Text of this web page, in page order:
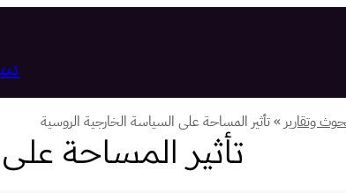
وتقارير »تأثير المساحة على السياسة الخارجية الروسية
تأثير المساحة